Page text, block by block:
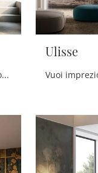
Se sei alla ricerca di Carta da parati moderna vinilica, clicca e ottieni informazioni sulle diverse soluzioni di Instabilelab come il modello Mirror.
Ulisse